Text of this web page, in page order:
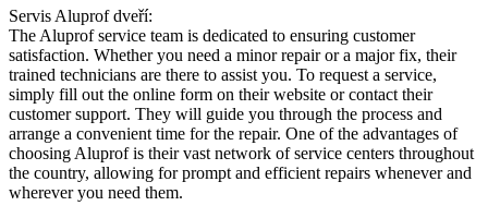
Servis Aluprof dveří:
The Aluprof service team is dedicated to ensuring customer
satisfaction. Whether you need a minor repair or a major fix, their
trained technicians are there to assist you. To request a service,
simply fill out the online form on their website or contact their
customer support. They will guide you through the process and
arrange a convenient time for the repair. One of the advantages of
choosing Aluprof is their vast network of service centers throughout
the country, allowing for prompt and efficient repairs whenever and
wherever you need them.